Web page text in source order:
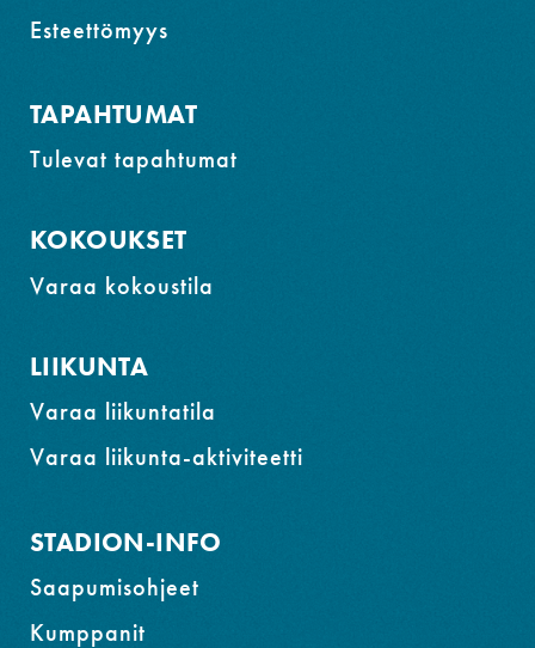
Esteettömyys
TAPAHTUMAT
Tulevat tapahtumat
KOKOUKSET
Varaa kokoustila
LIIKUNTA
Varaa liikuntatila
Varaa liikunta-aktiviteetti
STADION-INFO
Saapumisohjeet
Kumppanit